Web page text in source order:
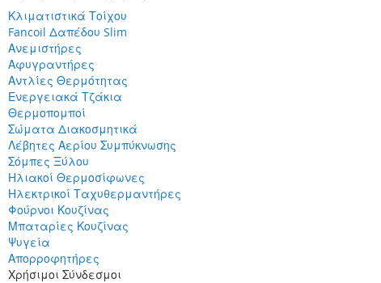
Κλιματιστικά Τοίχου
Fancoil Δαπέδου Slim
Ανεμιστήρες
Αφυγραντήρες
Αντλίες Θερμότητας
Ενεργειακά Τζάκια
Θερμοπομποί
Σώματα Διακοσμητικά
Λέβητες Αερίου Συμπύκνωσης
Σόμπες Ξύλου
Ηλιακοί Θερμοσίφωνες
Ηλεκτρικοί Ταχυθερμαντήρες
Φούρνοι Κουζίνας
Μπαταρίες Κουζίνας
Ψυγεία
Απορροφητήρες
Χρήσιμοι Σύνδεσμοι